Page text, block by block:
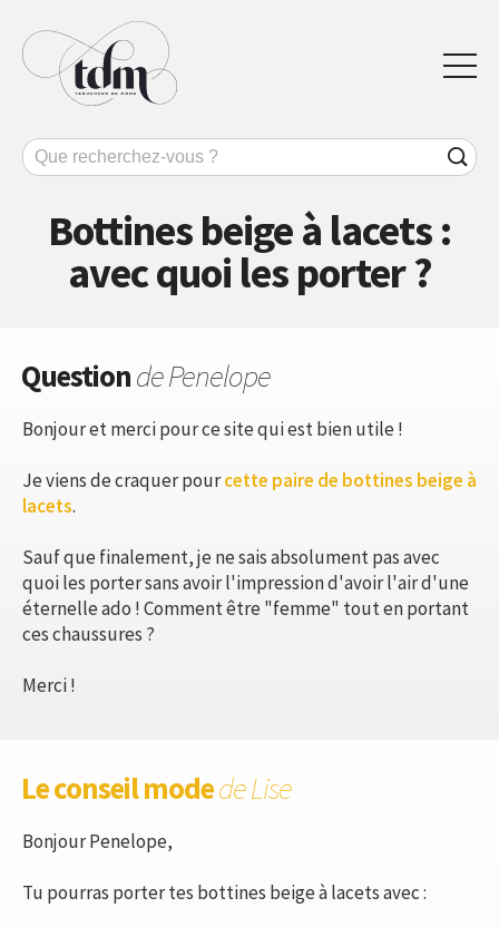
Bottines beige à lacets :
avec quoi les porter ?
Questionde Penelope
Bonjour et merci pour ce site qui est bien utile !
Je viens de craquer pourcette paire de bottines beige à
lacets.
Sauf que finalement, je ne sais absolument pas avec
quoi les porter sans avoir l'impression d'avoir l'air d'une
éternelle ado ! Comment être "femme" tout en portant
ces chaussures ?
Merci !
Le conseil modede Lise
Bonjour Penelope,
Tu pourras porter tes bottines beige à lacets avec :